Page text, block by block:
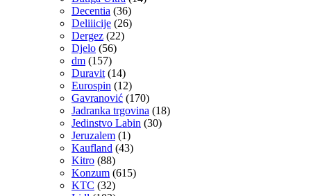
Decentia (36)
Deliiicije (26)
Dergez (22)
Djelo (56)
dm (157)
Duravit (14)
Eurospin (12)
Gavranović (170)
Jadranka trgovina (18)
Jedinstvo Labin (30)
Jeruzalem (1)
Kaufland (43)
Kitro (88)
Konzum (615)
KTC (32)